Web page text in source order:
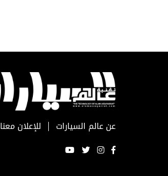
عن عالم السيارات للإعلان معنا